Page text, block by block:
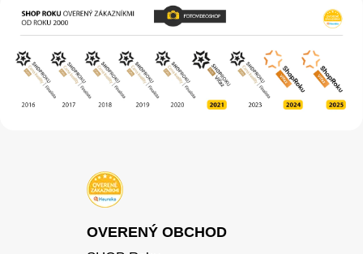
OVERENÝ OBCHOD